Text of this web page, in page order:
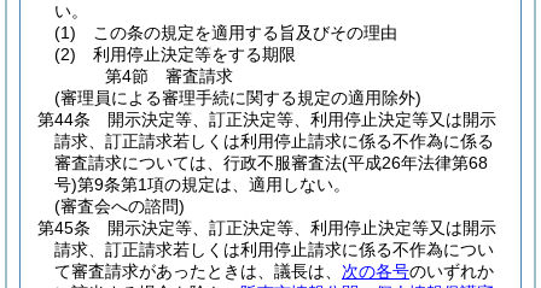
い。
(1)
この条の規定を適用する旨及びその理由
(2)
利用停止決定等をする期限
第4節
審査請求
(審理員による審理手続に関する規定の適用除外)
第44条
開示決定等、訂正決定等、利用停止決定等又は開示
請求、訂正請求若しくは利用停止請求に係る不作為に係る
審査請求については、行政不服審査法(平成26年法律第68
号)第9条第1項の規定は、適用しない。
(審査会への諮問)
第45条
開示決定等、訂正決定等、利用停止決定等又は開示
請求、訂正請求若しくは利用停止請求に係る不作為につい
て審査請求があったときは、議長は、 次の各号のいずれか